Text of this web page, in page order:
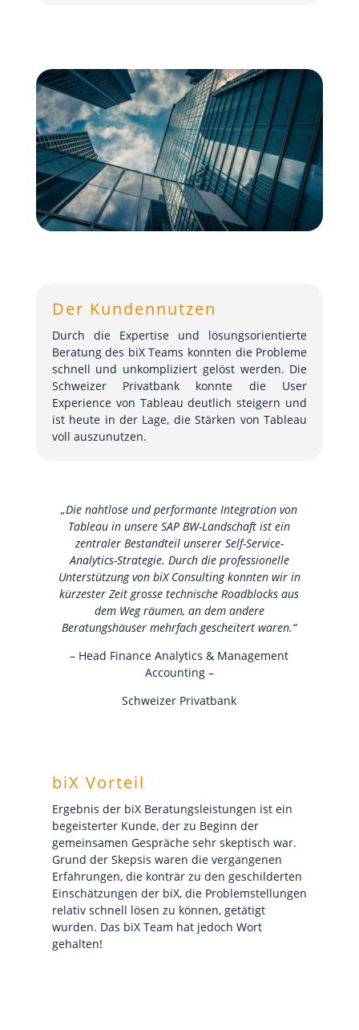
Der Kundennutzen
Durch die Expertise und lösungsorientierte
Beratung des biX Teams konnten die Probleme
schnell und unkompliziert gelöst werden. Die
Schweizer Privatbank konnte die User
Experience von Tableau deutlich steigern und
ist heute in der Lage, die Stärken von Tableau
voll auszunutzen.
„Die nahtlose und performante Integration von
Tableau in unsere SAP BW-Landschaft ist ein
zentraler Bestandteil unserer Self-Service-
Analytics-Strategie. Durch die professionelle
Unterstützung von biX Consulting konnten wir in
kürzester Zeit grosse technische Roadblocks aus
dem Weg räumen, an dem andere
Beratungshäuser mehrfach gescheitert waren.“
– Head Finance Analytics & Management
Accounting –
Schweizer Privatbank
biX Vorteil
Ergebnis der biX Beratungsleistungen ist ein
begeisterter Kunde, der zu Beginn der
gemeinsamen Gespräche sehr skeptisch war.
Grund der Skepsis waren die vergangenen
Erfahrungen, die konträr zu den geschilderten
Einschätzungen der biX, die Problemstellungen
relativ schnell lösen zu können, getätigt
wurden. Das biX Team hat jedoch Wort
gehalten!